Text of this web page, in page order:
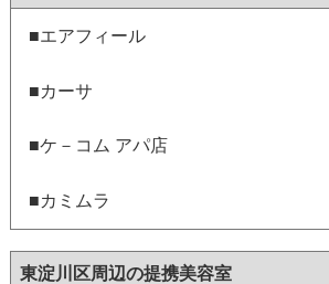
■エアフィール
■カーサ
■ケ－コム アパ店
■カミムラ
東淀川区周辺の提携美容室